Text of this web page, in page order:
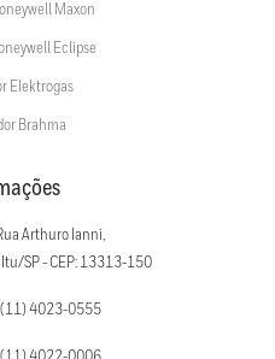
Maxon
Eclipse
Elektrogas
Brahma
Arthuro Ianni,
SP - CEP: 13313-150
(11) 4023-0555